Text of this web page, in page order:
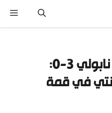
مباراة يوفنتوس ضد نابولي 3-0:
في قمة